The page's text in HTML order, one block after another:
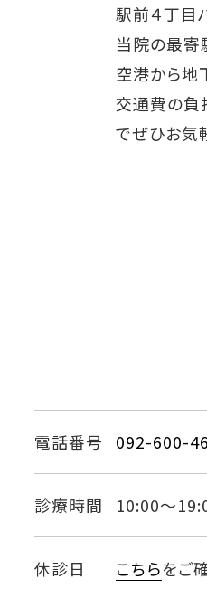
駅前４丁目
当院の最寄
空港から地
交通費の負
でぜひお気
電話番号 092-600-
診療時間 10:00〜
休診日 こちらをご